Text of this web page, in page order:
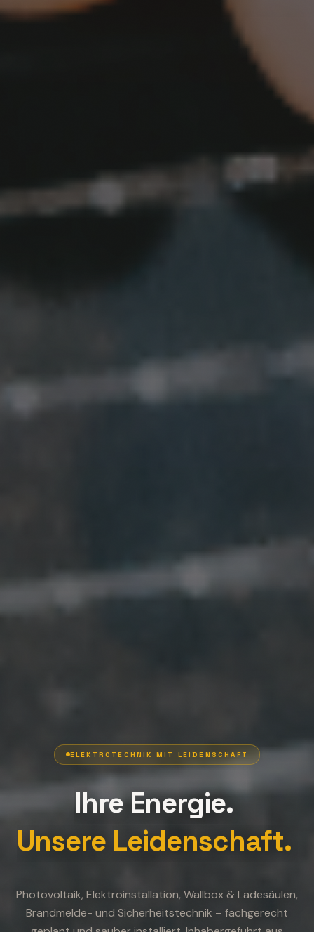
ELEKTROTECHNIK MIT LEIDENSCHAFT
IhreEnergie.
Unsere Leidenschaft.
Photovoltaik, Elektroinstallation, Wallbox & Ladesäulen,
Brandmelde- und Sicherheitstechnik – fachgerecht